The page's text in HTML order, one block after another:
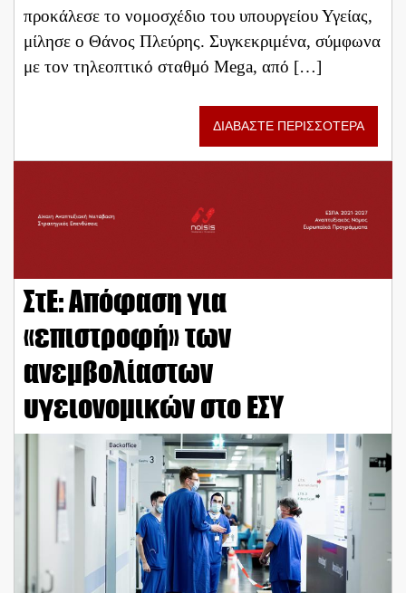
προκάλεσε το νομοσχέδιο του υπουργείου Υγείας,
μίλησε ο Θάνος Πλεύρης. Συγκεκριμένα, σύμφωνα
με τον τηλεοπτικό σταθμό Mega, από […]
ΔΙΑΒΑΣΤΕ ΠΕΡΙΣΣΟΤΕΡΑ
ΣτΕ: Απόφαση για
«επιστροφή» των
ανεμβολίαστων
υγειονομικών στο ΕΣΥ